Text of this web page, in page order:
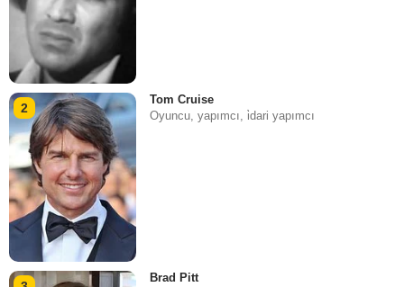
2
Tom Cruise
Oyuncu, yapımcı, i̇dari yapımcı
Brad Pitt